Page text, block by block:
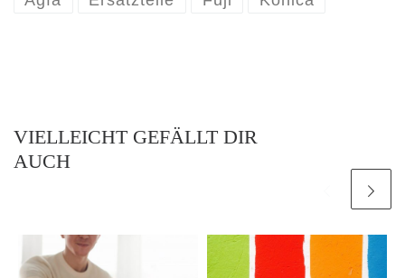
VIELLEICHT GEFÄLLT DIR
AUCH